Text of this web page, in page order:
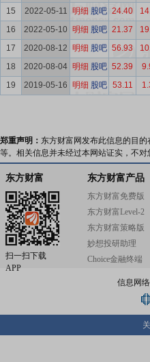
15
2022-05-11 明细 股吧 24.40
16
2022-05-10 明细 股吧 21.37
17
2020-08-12 明细 股吧 56.93
18
2020-08-04 明细 股吧 52.39
19
2019-05-16 明细 股吧 53.11
郑重声明： 东方财富网发布此信息的目
等。相关信息并未经过本网站证实，不